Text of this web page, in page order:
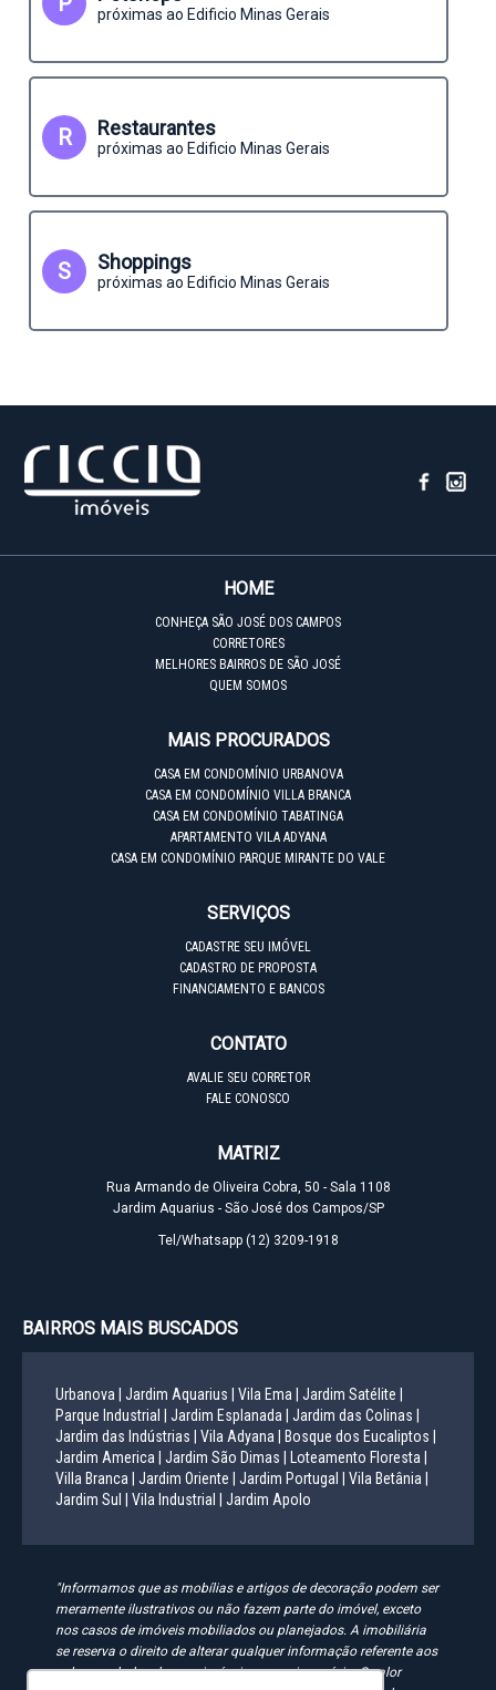
próximas ao Edificio Minas Gerais
R Restaurantes
próximas ao Edificio Minas Gerais
S Shoppings
próximas ao Edificio Minas Gerais
HOME
CONHEÇA SÃO JOSÉ DOS CAMPOS
CORRETORES
MELHORES BAIRROS DE SÃO JOSÉ
QUEM SOMOS
MAIS PROCURADOS
CASA EM CONDOMÍNIO URBANOVA
CASA EM CONDOMÍNIO VILLA BRANCA
CASA EM CONDOMÍNIO TABATINGA
APARTAMENTO VILA ADYANA
CASA EM CONDOMÍNIO PARQUE MIRANTE DO VALE
SERVIÇOS
CADASTRE SEU IMÓVEL
CADASTRO DE PROPOSTA
FINANCIAMENTO E BANCOS
CONTATO
AVALIE SEU CORRETOR
FALE CONOSCO
MATRIZ
Rua Armando de Oliveira Cobra, 50 - Sala 1108
Jardim Aquarius - São José dos Campos/SP
Tel/Whatsapp (12) 3209-1918
BAIRROS MAIS BUSCADOS
Urbanova | Jardim Aquarius | Vila Ema |
Jardim Satélite |
Parque Industrial |
Jardim Esplanada |
Jardim das Colinas |
Jardim das Indústrias |
Vila Adyana |
Bosque dos Eucaliptos |
Jardim America |
Jardim São Dimas |
Loteamento Floresta |
Villa Branca |
Jardim Oriente | Jardim Portugal |
Vila Betânia |
Jardim Sul |
Vila Industrial | Jardim Apolo
"Informamos que as mobílias e artigos de decoração podem ser
meramente ilustrativos ou não fazem parte do imóvel, exceto
nos casos de imóveis mobiliados ou planejados. A imobiliária
se reserva o direito de alterar qualquer informação referente aos
valores e dados de seus imóveis sem aviso prévio. O valor